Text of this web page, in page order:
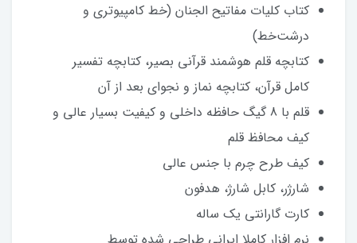
کتاب کلیات مفاتیح الجنان (خط کامپیوتری و
درشت‌خط)
کتابچه قلم هوشمند قرآنی بصیر، کتابچه تفسیر
کامل قرآن، کتابچه نماز و نجوای بعد از آن
قلم با 8 گیگ حافظه داخلی و کیفیت بسیار عالی و
کیف محافظ قلم
کیف طرح چرم با جنس عالی
شارژر، کابل شارژ، هدفون
کارت گارانتی یک ساله